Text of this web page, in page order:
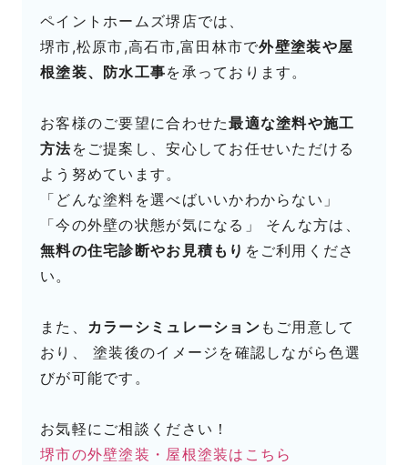
ペイントホームズ堺店では、
堺市,松原市,高石市,富田林市で外壁塗装や屋
根塗装、防水工事を承っております。
お客様のご要望に合わせた最適な塗料や施工
方法をご提案し、安心してお任せいただける
よう努めています。
「どんな塗料を選べばいいかわからない」
「今の外壁の状態が気になる」 そんな方は、
無料の住宅診断やお見積もり をご利用くださ
い。
また、 カラーシミュレーション もご用意して
おり、 塗装後のイメージを確認しながら色選
びが可能です。
お気軽にご相談ください！
堺市の外壁塗装・屋根塗装はこちら